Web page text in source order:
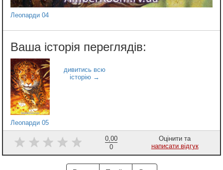
Леопарди 04
Леопарди 05
0,00
0
Оцінити та
написати відгук